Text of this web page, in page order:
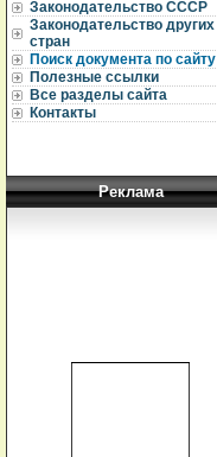
Законодательство СССР
Законодательство других
стран
Поиск документа по сайту
Полезные ссылки
Все разделы сайта
Контакты
Реклама